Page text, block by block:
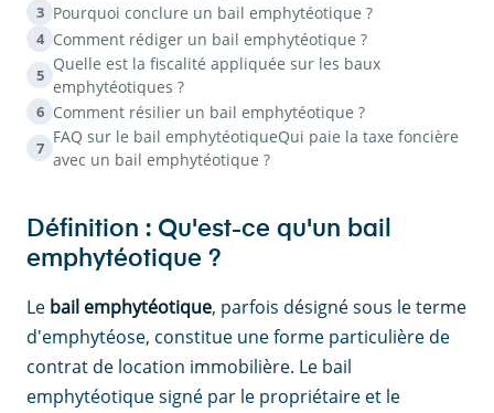
3 Pourquoi conclure un bail emphytéotique ?
4 Comment rédiger un bail emphytéotique ?
5
Quelle est la fiscalité appliquée sur les baux
emphytéotiques ?
6 Comment résilier un bail emphytéotique ?
7
FAQ sur le bail emphytéotiqueQui paie la taxe foncière
avec un bail emphytéotique ?
Définition : Qu'est-ce qu'un bail
emphytéotique ?
Le bail emphytéotique, parfois désigné sous le terme
d'emphytéose, constitue une forme particulière de
contrat de location immobilière. Le bail
emphytéotique signé par le propriétaire et le